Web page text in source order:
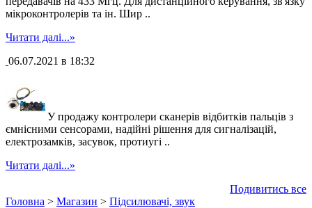
мікроконтролерів та ін. Шир ..
Читати далі...»
06.07.2021 в 18:32
У продажу контролери сканерів відбитків пальців з
ємнісними сенсорами, надійні рішення для сигналізацій,
електрозамків, засувок, протиугі ..
Читати далі...»
Подивитись все
Головна > Магазин > Підсилювачі, звук